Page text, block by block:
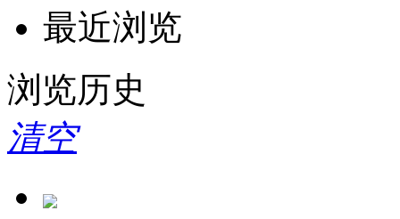
最近浏览
浏览历史
清空